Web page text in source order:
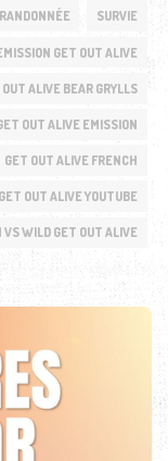
RANDONNÉE SURVIE
GET OUT ALIVE
ALIVE BEAR GRYLLS
OUT ALIVE EMISSION
GET OUT ALIVE FRENCH
GET OUT ALIVE YOUTUBE
VS WILD GET OUT ALIVE